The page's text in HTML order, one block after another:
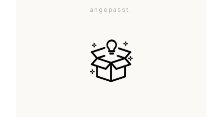
angepasst.